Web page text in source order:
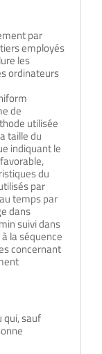
par
employés
les
ordinateurs
de
utilisée
taille du
indiquant le
du
par
temps par
dans
suivi dans
la séquence
concernant
qui, sauf